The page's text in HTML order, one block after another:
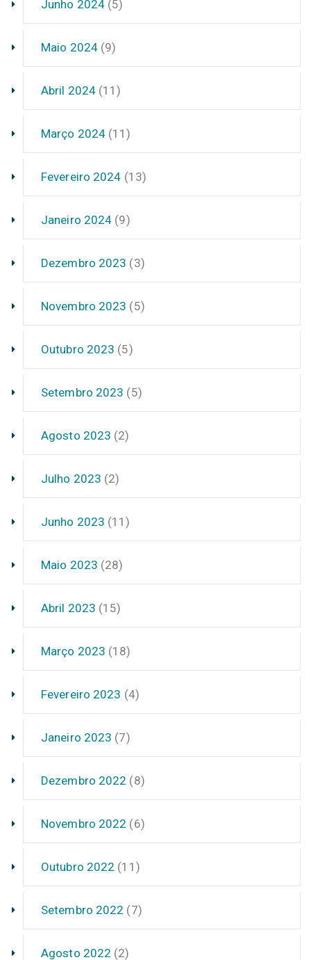
Junho 2024 (5)
Maio 2024(9)
Abril 2024 (11)
Março 2024 (11)
Fevereiro 2024 (13)
Janeiro 2024 (9)
Dezembro 2023 (3)
Novembro 2023 (5)
Outubro 2023 (5)
Setembro 2023 (5)
Agosto 2023 (2)
Julho 2023 (2)
Junho 2023 (11)
Maio 2023 (28)
Abril 2023 (15)
Março 2023 (18)
Fevereiro 2023 (4)
Janeiro 2023 (7)
Dezembro 2022 (8)
Novembro 2022 (6)
Outubro 2022 (11)
Setembro 2022 (7)
Agosto 2022 (2)